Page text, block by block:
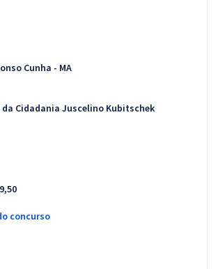
Cunha - MA
Cidadania Juscelino Kubitschek
concurso